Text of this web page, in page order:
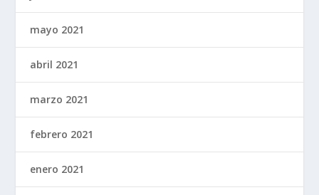
mayo 2021
abril 2021
marzo 2021
febrero 2021
enero 2021